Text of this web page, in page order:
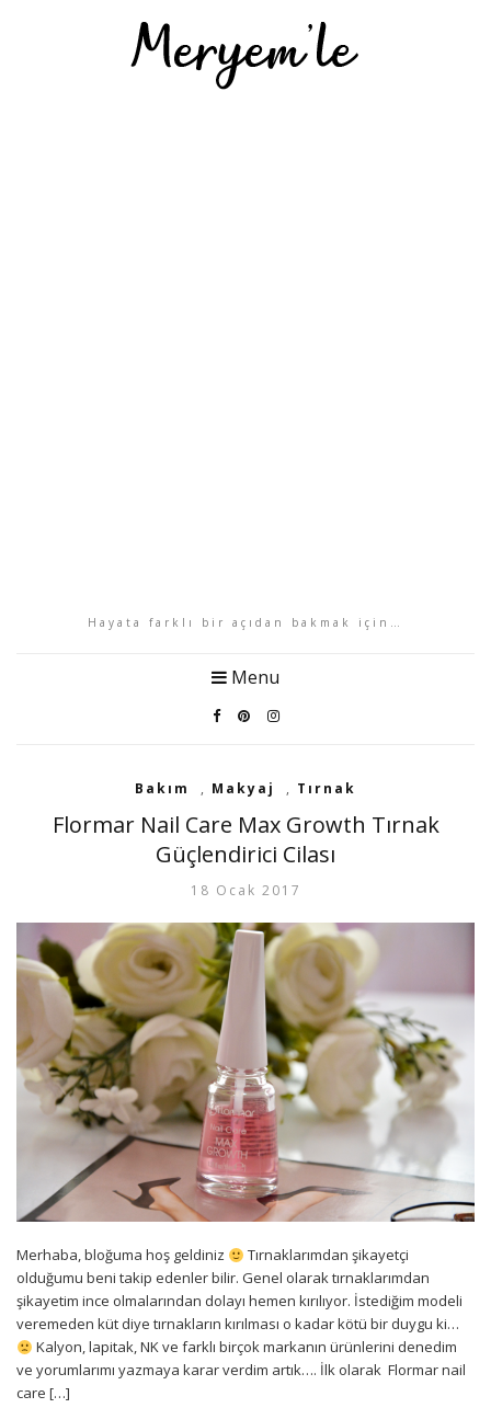
Hayata farklı bir açıdan bakmak için…
Menu
Bakım , Makyaj , Tırnak
Flormar Nail Care Max Growth Tırnak
Güçlendirici Cilası
18 Ocak 2017
Merhaba, bloğuma hoş geldiniz
Tırnaklarımdan şikayetçi
olduğumu beni takip edenler bilir. Genel olarak tırnaklarımdan
şikayetim ince olmalarından dolayı hemen kırılıyor. İstediğim modeli
veremeden küt diye tırnakların kırılması o kadar kötü bir duygu ki…
Kalyon, lapitak, NK ve farklı birçok markanın ürünlerini denedim
ve yorumlarımı yazmaya karar verdim artık…. İlk olarak Flormar nail
care […]